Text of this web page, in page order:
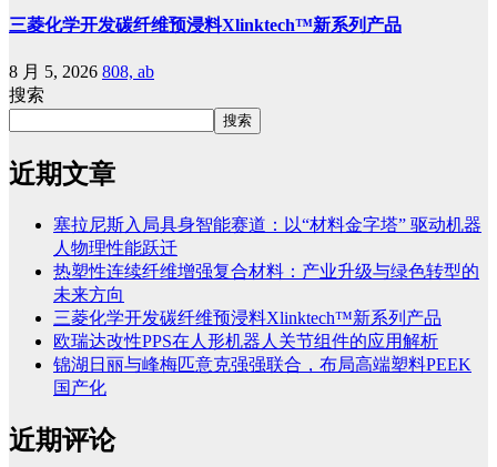
三菱化学开发碳纤维预浸料Xlinktech™新系列产品
8 月 5, 2026 808, ab
搜索
搜索
近期文章
塞拉尼斯入局具身智能赛道：以“材料金字塔” 驱动机器
人物理性能跃迁
热塑性连续纤维增强复合材料：产业升级与绿色转型的
未来方向
三菱化学开发碳纤维预浸料Xlinktech™新系列产品
欧瑞达改性PPS在人形机器人关节组件的应用解析
锦湖日丽与峰梅匹意克强强联合，布局高端塑料PEEK
国产化
近期评论